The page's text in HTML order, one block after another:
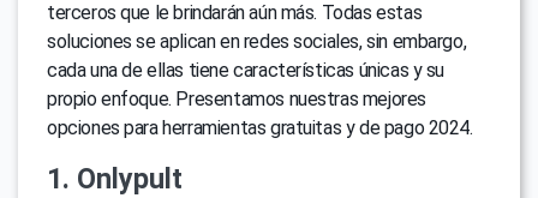
terceros que le brindarán aún más. Todas estas
soluciones se aplican en redes sociales, sin embargo,
cada una de ellas tiene características únicas y su
propio enfoque. Presentamos nuestras mejores
opciones para herramientas gratuitas y de pago 2024.
1. Onlypult